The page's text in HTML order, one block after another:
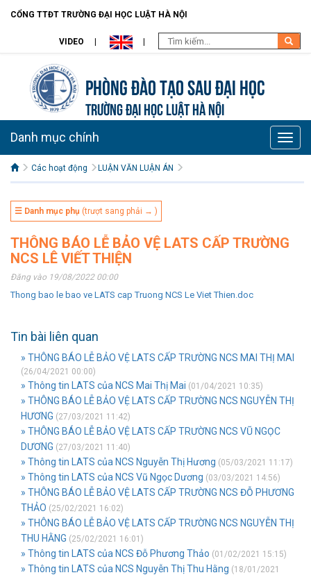
CỔNG TTĐT TRƯỜNG ĐẠI HỌC LUẬT HÀ NỘI
VIDEO
Phòng Đào tạo Sau đại học
TRƯỜNG ĐẠI HỌC LUẬT HÀ NỘI
Toggle
Danh mục chính
Các hoạt động LUẬN VĂN LUẬN ÁN
☰ Danh mục phụ (trượt sang phải → )
THÔNG BÁO LỄ BẢO VỆ LATS CẤP TRƯỜNG
NCS LÊ VIẾT THIỆN
Đăng vào 19/08/2022 00:00
Thong bao le bao ve LATS cap Truong NCS Le Viet Thien.doc
Tin bài liên quan
» THÔNG BÁO LỄ BẢO VỆ LATS CẤP TRƯỜNG NCS MAI THỊ MAI
(26/04/2021 00:00)
» Thông tin LATS của NCS Mai Thị Mai (01/04/2021 10:35)
» THÔNG BÁO LỄ BẢO VỆ LATS CẤP TRƯỜNG NCS NGUYỄN THỊ
HƯƠNG (27/03/2021 11:42)
» THÔNG BÁO LỄ BẢO VỆ LATS CẤP TRƯỜNG NCS VŨ NGỌC
DƯƠNG (27/03/2021 11:40)
» Thông tin LATS của NCS Nguyễn Thị Hương (05/03/2021 11:17)
» Thông tin LATS của NCS Vũ Ngọc Dương (03/03/2021 14:56)
» THÔNG BÁO LỄ BẢO VỆ LATS CẤP TRƯỜNG NCS ĐỖ PHƯƠNG
THẢO (25/02/2021 16:02)
» THÔNG BÁO LỄ BẢO VỆ LATS CẤP TRƯỜNG NCS NGUYỄN THỊ
THU HẰNG (25/02/2021 16:01)
» Thông tin LATS của NCS Đỗ Phương Thảo (01/02/2021 15:15)
» Thông tin LATS của NCS Nguyễn Thị Thu Hằng (18/01/2021